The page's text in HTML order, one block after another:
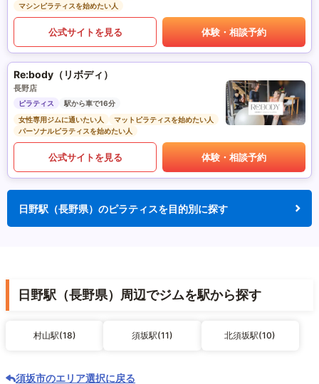
マシンピラティスを始めたい人
公式サイトを見る 体験・相談予約
Re:body（リボディ）
長野店
ピラティス
駅から車で16分
女性専用ジムに通いたい人
マットピラティスを始めたい人
パーソナルピラティスを始めたい人
公式サイトを見る 体験・相談予約
日野駅（長野県）のピラティスを目的別に探す
日野駅（長野県）周辺でジムを駅から探す
村山駅(18) 須坂駅(11) 北須坂駅(10)
須坂市のエリア選択に戻る